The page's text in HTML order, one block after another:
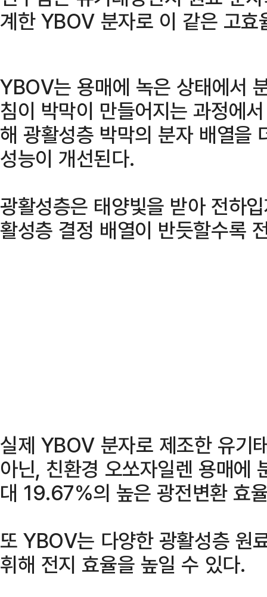
계한 YBOV 분자로 이 같은 고효
YBOV는 용매에 녹은 상태에서
침이 박막이 만들어지는 과정에
해 광활성층 박막의 분자 배열을
성능이 개선된다.
광활성층은 태양빛을 받아 전하
활성층 결정 배열이 반듯할수록
실제 YBOV 분자로 제조한 유기
아닌, 친환경 오쏘자일렌 용매에
대 19.67%의 높은 광전변환 효
또 YBOV는 다양한 광활성층 원
휘해 전지 효율을 높일 수 있다.